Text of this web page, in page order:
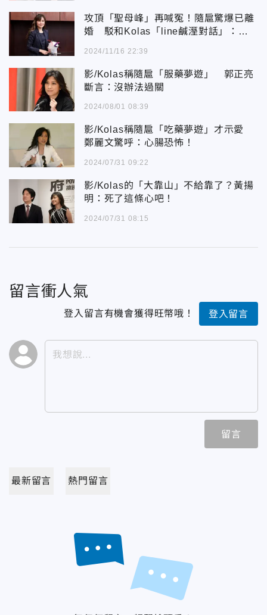
攻頂「聖母峰」再喊冤！隨扈驚爆已離
婚 駁和Kolas「line鹹溼對話」：開
2024/11/16 22:39
影/Kolas稱隨扈「服藥夢遊」 郭正亮
斷言：沒辦法過關
2024/08/01 08:39
影/Kolas稱隨扈「吃藥夢遊」才示愛
鄭麗文驚呼：心腸恐怖！
2024/07/31 09:22
影/Kolas的「大靠山」不給靠了？黃揚
明：死了這條心吧！
2024/07/31 08:15
留言衝人氣
登入留言有機會獲得旺幣哦！ 登入留言
留言
最新留言 熱門留言